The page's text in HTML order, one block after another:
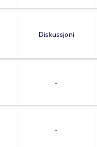
Diskussjoni
-
-